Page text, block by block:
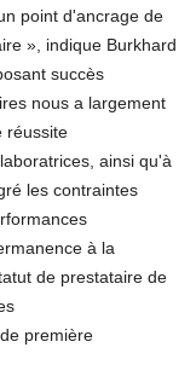
point d'ancrage de
», indique Burkhard
succès
nous a largement
réussite
ainsi qu'à
les contraintes
à la
de prestataire de
première